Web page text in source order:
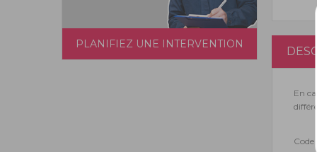
PLANIFIEZ UNE INTERVENTION
En